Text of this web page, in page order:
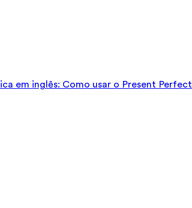
em inglês: Como usar o Present Perfect